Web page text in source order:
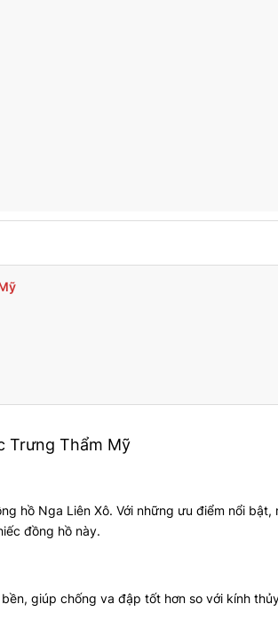
Trưng Thẩm Mỹ
hồ Nga Liên Xô. Với những ưu điểm nổi
đồng hồ này.
giúp chống va đập tốt hơn so với kính